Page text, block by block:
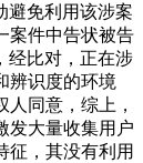
避免利用该涉案
案件中告状被告
经比对，正在涉
辨识度的环境
同意，综上，
发大量收集用户
征，其没有利用